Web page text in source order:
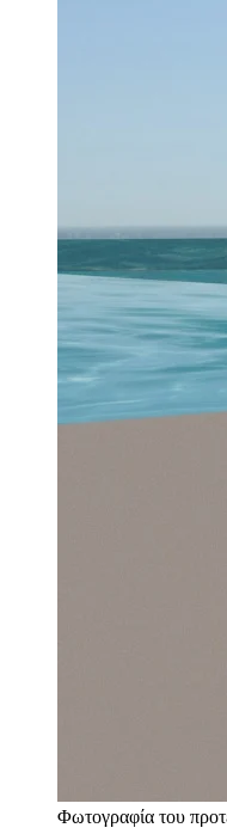
Φωτογραφία του